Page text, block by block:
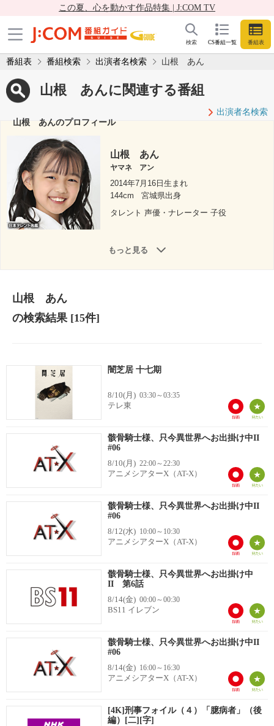
この夏、心を動かす作品特集 | J:COM TV
CS番組一覧 番組表
検索
番組表 番組検索 出演者名検索 山根 あん
山根 あんに関連する番組
出演者名検索
山根 あんのプロフィール
山根 あん
ヤマネ アン
2014年7月16日生まれ
144cm
宮城県出身
タレント 声優・ナレーター 子役
もっと見る
山根 あん
の検索結果[15件]
闇芝居 十七期
8/10(月) 03:30～03:35
テレ東
骸骨騎士様、只今異世界へお出掛け中II
#06
8/10(月) 22:00～22:30
アニメシアターX（AT-X）
骸骨騎士様、只今異世界へお出掛け中II
#06
8/12(水) 10:00～10:30
アニメシアターX（AT-X）
骸骨騎士様、只今異世界へお出掛け中
II 第6話
8/14(金) 00:00～00:30
BS11 イレブン
骸骨騎士様、只今異世界へお出掛け中II
#06
8/14(金) 16:00～16:30
アニメシアターX（AT-X）
[4K]刑事フォイル（４）「臆病者」（後
編）[二][字]